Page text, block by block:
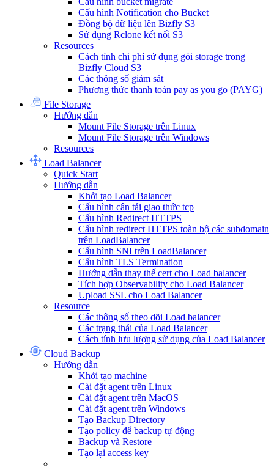
Cấu hình Notification cho Bucket
Đồng bộ dữ liệu lên Bizfly S3
Sử dụng Rclone kết nối S3
Resources
Cách tính chi phí sử dụng gói storage trong
Bizfly Cloud S3
Các thông số giám sát
Phương thức thanh toán pay as you go (PAYG)
File Storage
Hướng dẫn
Mount File Storage trên Linux
Mount File Storage trên Windows
Resources
Load Balancer
Quick Start
Hướng dẫn
Khởi tạo Load Balancer
Cấu hình cân tải giao thức tcp
Cấu hình Redirect HTTPS
Cấu hình redirect HTTPS toàn bộ các subdomain
trên LoadBalancer
Cấu hình SNI trên LoadBalancer
Cấu hình TLS Termination
Hướng dẫn thay thế cert cho Load balancer
Tích hợp Observability cho Load Balancer
Upload SSL cho Load Balancer
Resource
Các thông số theo dõi Load balancer
Các trạng thái của Load Balancer
Cách tính lưu lượng sử dụng của Load Balancer
Cloud Backup
Hướng dẫn
Khởi tạo machine
Cài đặt agent trên Linux
Cài đặt agent trên MacOS
Cài đặt agent trên Windows
Tạo Backup Directory
Tạo policy để backup tự động
Backup và Restore
Tạo lại access key